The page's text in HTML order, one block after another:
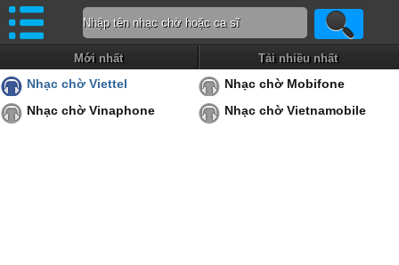
Mới nhất Tải nhiều nhất
Nhạc chờ Viettel
Nhạc chờ Mobifone
Nhạc chờ Vinaphone
Nhạc chờ Vietnamobile